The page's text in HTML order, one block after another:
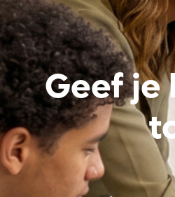
Over ons
Resultaten
Geef je